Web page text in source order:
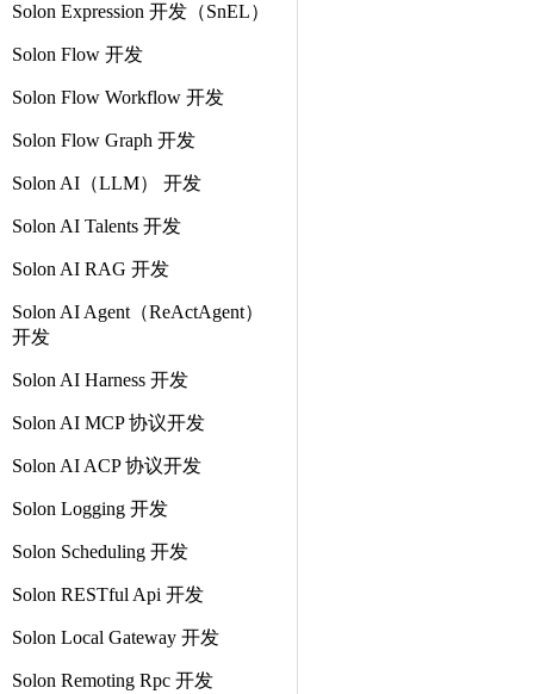
Solon Expression 开发（SnEL）
Solon Flow 开发
Solon Flow Workflow 开发
Solon Flow Graph 开发
Solon AI（LLM） 开发
Solon AI Talents 开发
Solon AI RAG 开发
Solon AI Agent（ReActAgent）
开发
Solon AI Harness 开发
Solon AI MCP 协议开发
Solon AI ACP 协议开发
Solon Logging 开发
Solon Scheduling 开发
Solon RESTful Api 开发
Solon Local Gateway 开发
Solon Remoting Rpc 开发